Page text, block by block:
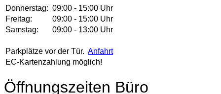
Donnerstag: 09:00 - 15:00 Uhr
Freitag:
09:00 - 15:00 Uhr
Samstag:
09:00 - 13:00 Uhr
Parkplätze vor der Tür. Anfahrt
EC-Kartenzahlung möglich!
Öffnungszeiten Büro